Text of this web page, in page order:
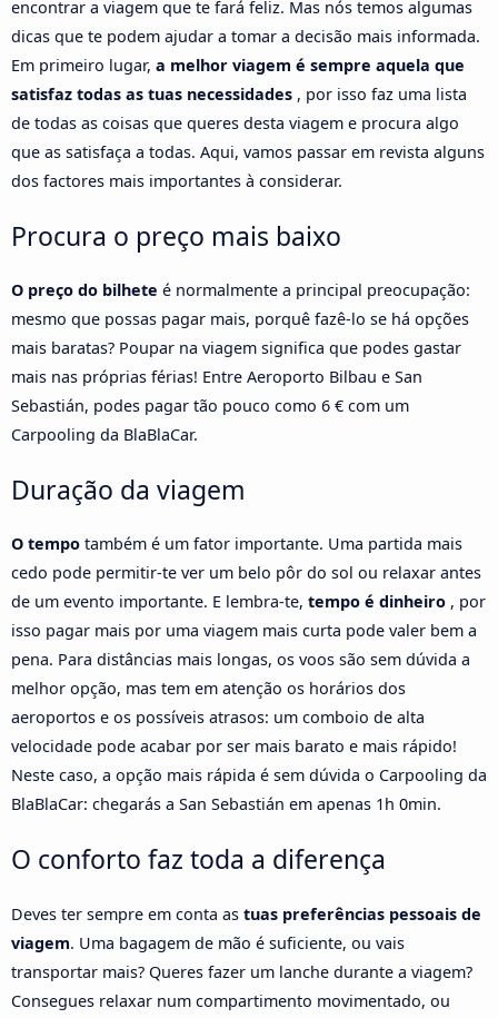
encontrar a viagem que te fará feliz. Mas nós temos algumas
dicas que te podem ajudar a tomar a decisão mais informada.
Em primeiro lugar, a melhor viagem é sempre aquela que
satisfaz todas as tuas necessidades , por isso faz uma lista
de todas as coisas que queres desta viagem e procura algo
que as satisfaça a todas. Aqui, vamos passar em revista alguns
dos factores mais importantes à considerar.
Procura o preço mais baixo
O preço do bilhete é normalmente a principal preocupação:
mesmo que possas pagar mais, porquê fazê-lo se há opções
mais baratas? Poupar na viagem significa que podes gastar
mais nas próprias férias! Entre Aeroporto Bilbau e San
Sebastián, podes pagar tão pouco como 6 € com um
Carpooling da BlaBlaCar.
Duração da viagem
O tempo também é um fator importante. Uma partida mais
cedo pode permitir-te ver um belo pôr do sol ou relaxar antes
de um evento importante. E lembra-te, tempo é dinheiro , por
isso pagar mais por uma viagem mais curta pode valer bem a
pena. Para distâncias mais longas, os voos são sem dúvida a
melhor opção, mas tem em atenção os horários dos
aeroportos e os possíveis atrasos: um comboio de alta
velocidade pode acabar por ser mais barato e mais rápido!
Neste caso, a opção mais rápida é sem dúvida o Carpooling da
BlaBlaCar: chegarás a San Sebastián em apenas 1h 0min.
O conforto faz toda a diferença
Deves ter sempre em conta as tuas preferências pessoais de
viagem. Uma bagagem de mão é suficiente, ou vais
transportar mais? Queres fazer um lanche durante a viagem?
Consegues relaxar num compartimento movimentado, ou